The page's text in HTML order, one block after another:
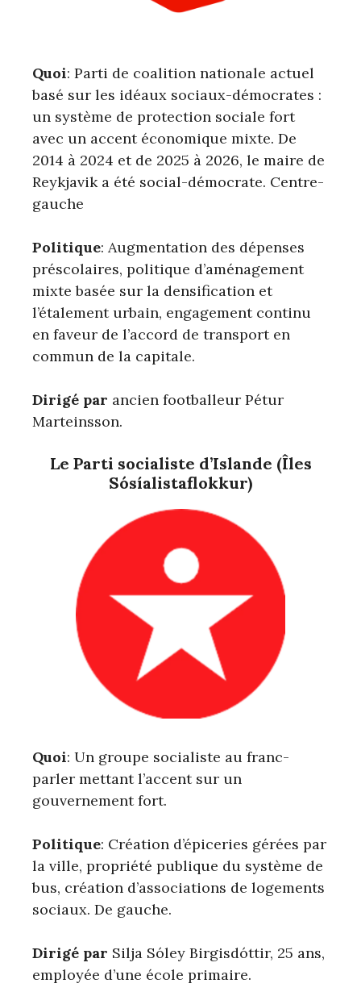
Quoi: Parti de coalition nationale actuel
basé sur les idéaux sociaux-démocrates :
un système de protection sociale fort
avec un accent économique mixte. De
2014 à 2024 et de 2025 à 2026, le maire de
Reykjavik a été social-démocrate. Centre-
gauche
Politique: Augmentation des dépenses
préscolaires, politique d’aménagement
mixte basée sur la densification et
l’étalement urbain, engagement continu
en faveur de l’accord de transport en
commun de la capitale.
Dirigé par ancien footballeur Pétur
Marteinsson.
Le Parti socialiste d’Islande (Îles
Sósíalistaflokkur)
Quoi: Un groupe socialiste au franc-
parler mettant l’accent sur un
gouvernement fort.
Politique: Création d’épiceries gérées par
la ville, propriété publique du système de
bus, création d’associations de logements
sociaux. De gauche.
Dirigé par Silja Sóley Birgisdóttir, 25 ans,
employée d’une école primaire.